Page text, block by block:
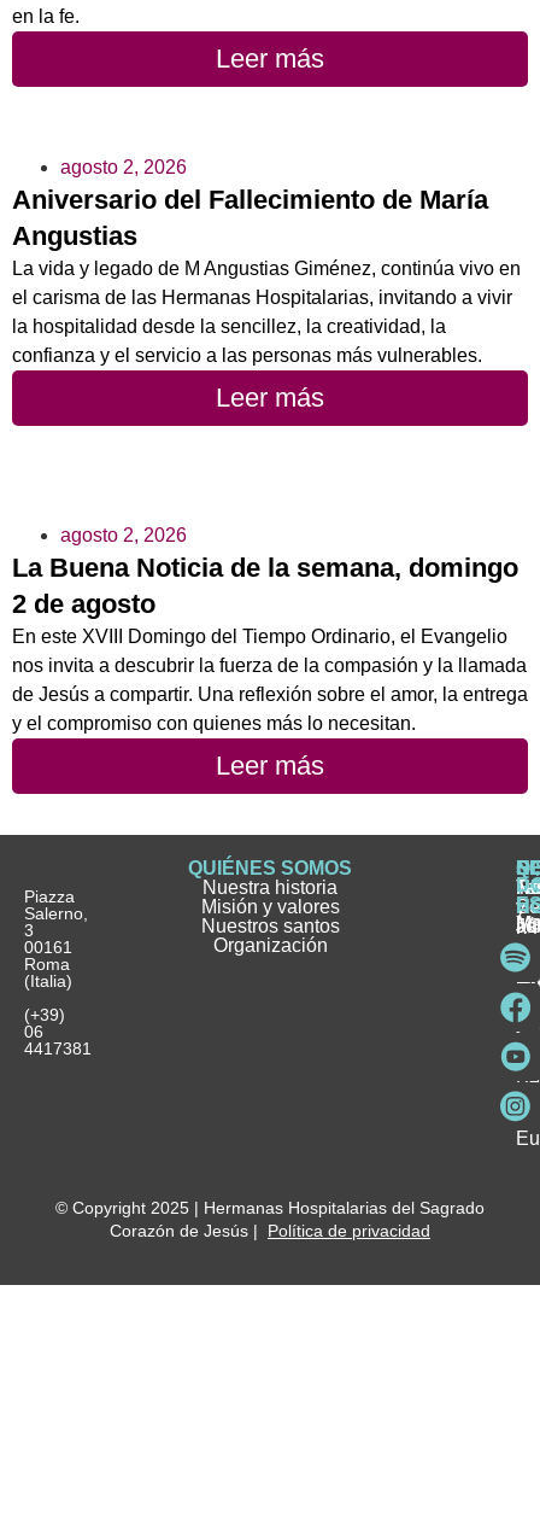
en la fe.
Leer más
agosto 2, 2026
Aniversario del Fallecimiento de María
Angustias
La vida y legado de M Angustias Giménez, continúa vivo en
el carisma de las Hermanas Hospitalarias, invitando a vivir
la hospitalidad desde la sencillez, la creatividad, la
confianza y el servicio a las personas más vulnerables.
Leer más
agosto 2, 2026
La Buena Noticia de la semana, domingo
2 de agosto
En este XVIII Domingo del Tiempo Ordinario, el Evangelio
nos invita a descubrir la fuerza de la compasión y la llamada
de Jesús a compartir. Una reflexión sobre el amor, la entrega
y el compromiso con quienes más lo necesitan.
Leer más
Piazza
Salerno,
3
00161
Roma
(Italia)
(+39)
06
4417381
QUIÉNES SOMOS
Nuestra historia
Misión y valores
Nuestros santos
Organización
e
y
y
© Copyright 2025 | Hermanas Hospitalarias del Sagrado
Corazón de Jesús | Política de privacidad